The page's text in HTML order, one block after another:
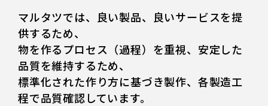
マルタツでは、良い製品、良いサービスを提
供するため、
物を作るプロセス（過程）を重視、安定した
品質を維持するため、
標準化された作り方に基づき製作、各製造工
程で品質確認しています。